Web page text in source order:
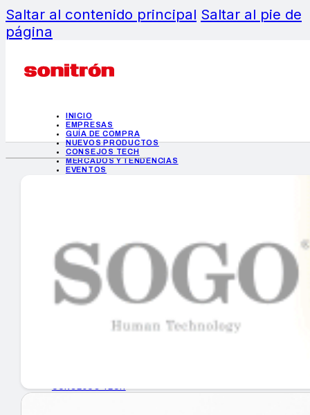
Saltar al contenido principal Saltar al pie de
página
INICIO
EMPRESAS
GUÍA DE COMPRA
NUEVOS PRODUCTOS
CONSEJOS TECH
MERCADOS Y TENDENCIAS
EVENTOS
INICIO
EMPRESAS
GUÍA DE COMPRA